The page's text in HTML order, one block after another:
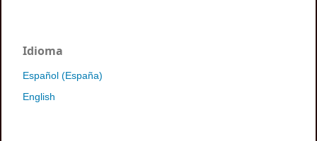
Idioma
Español (España)
English